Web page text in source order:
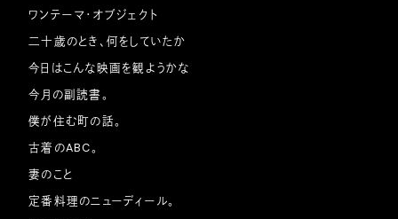
ワンテーマ・オブジェクト
二十歳のとき、何をしていたか
今日はこんな映画を観ようかな
今月の副読書。
僕が住む町の話。
古着のABC。
妻のこと
定番料理のニューディール。